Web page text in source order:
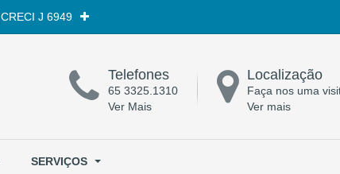
CRECI J 6949
Telefones
65 3325.1310
Ver Mais
Localização
Faça nos uma
Ver mais
SERVIÇOS